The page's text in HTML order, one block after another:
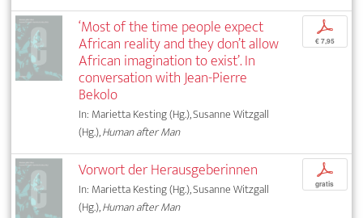
‘Most of the time people expect
African reality and they don’t allow
African imagination to exist’. In
conversation with Jean-Pierre
Bekolo
In: Marietta Kesting (Hg.), Susanne Witzgall
(Hg.),Human after Man
p
€ 7,95
Vorwort der Herausgeberinnen
In: Marietta Kesting (Hg.), Susanne Witzgall
(Hg.),Human after Man
p
gratis